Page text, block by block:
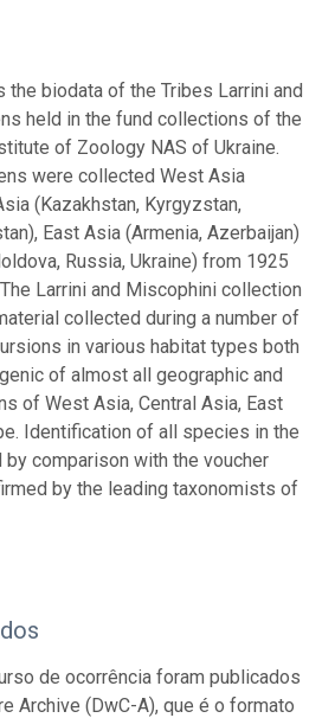
the biodata of the Tribes Larrini and
held in the fund collections of the
of Zoology NAS of Ukraine.
were collected West Asia
(Kazakhstan, Kyrgyzstan,
East Asia (Armenia, Azerbaijan)
Russia, Ukraine) from 1925
Larrini and Miscophini collection
collected during a number of
in various habitat types both
of almost all geographic and
of West Asia, Central Asia, East
Identification of all species in the
comparison with the voucher
by the leading taxonomists of
de ocorrência foram publicados
Archive (DwC-A), que é o formato